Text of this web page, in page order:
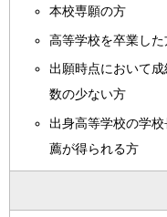
本校専願の方
高等学校を卒業し
出願時点において
数の少ない方
出身高等学校の学
薦が得られる方